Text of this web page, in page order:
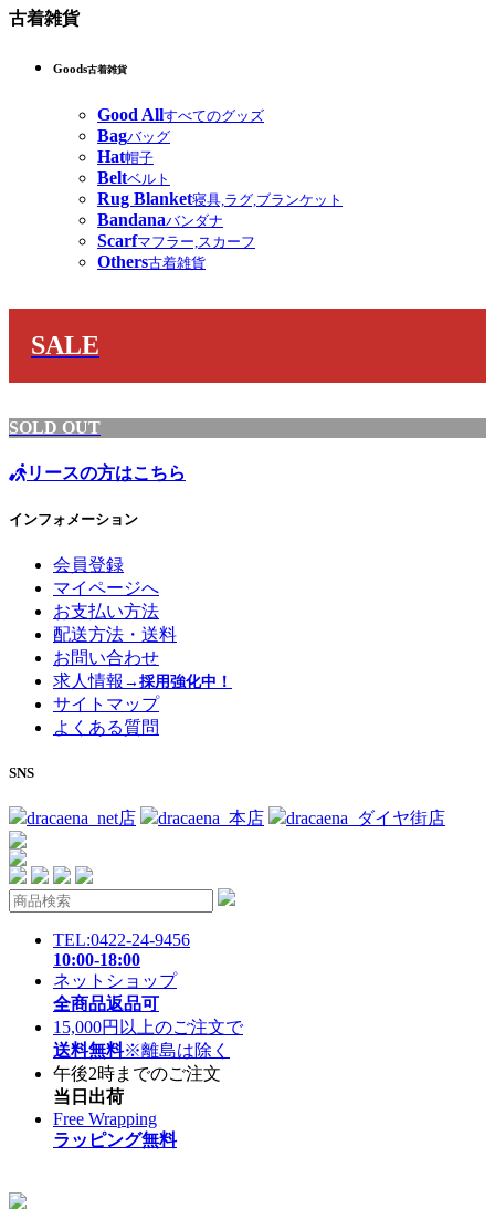
古着雑貨
Goods古着雑貨
Good Allすべてのグッズ
Bagバッグ
Hat帽子
Beltベルト
Rug Blanket寝具,ラグ,ブランケット
Bandanaバンダナ
Scarfマフラー,スカーフ
Others古着雑貨
SALE
SOLD OUT
リースの方はこちら
インフォメーション
会員登録
マイページへ
お支払い方法
配送方法・送料
お問い合わせ
求人情報 →採用強化中！
サイトマップ
よくある質問
SNS
dracaena_net店 dracaena_本店 dracaena_ダイヤ街店
TEL:0422-24-9456
10:00-18:00
ネットショップ
全商品返品可
15,000円以上のご注文で
送料無料※離島は除く
午後2時までのご注文
当日出荷
Free Wrapping
ラッピング無料